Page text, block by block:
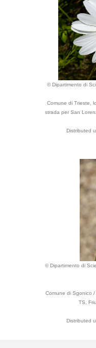
© Dipartimento di
Comune di Trieste,
strada per San
Distributed
© Dipartimento di
Comune di Sgonico /
TS,
Distributed